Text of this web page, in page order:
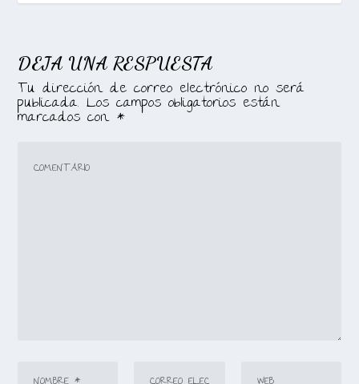
DEJA UNA RESPUESTA
Tu dirección de correo electrónico no será
publicada. Los campos obligatorios están
marcados con *